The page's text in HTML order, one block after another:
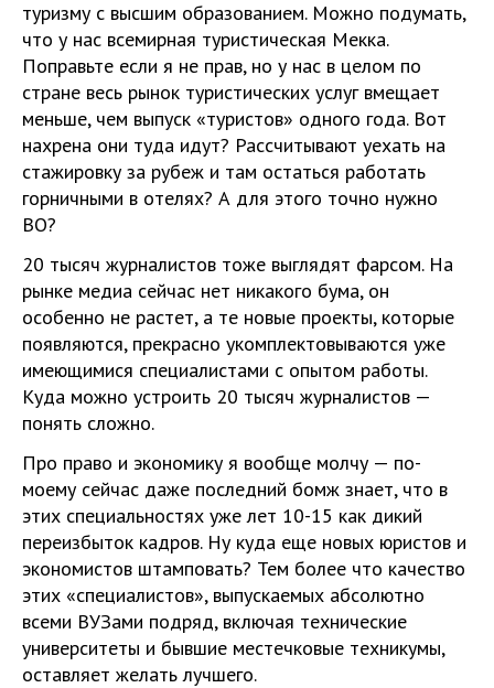
туризму с высшим образованием. Можно подумать,
что у нас всемирная туристическая Мекка.
Поправьте если я не прав, но у нас в целом по
стране весь рынок туристических услуг вмещает
меньше, чем выпуск «туристов» одного года. Вот
нахрена они туда идут? Рассчитывают уехать на
стажировку за рубеж и там остаться работать
горничными в отелях? А для этого точно нужно
ВО?
20 тысяч журналистов тоже выглядят фарсом. На
рынке медиа сейчас нет никакого бума, он
особенно не растет, а те новые проекты, которые
появляются, прекрасно укомплектовываются уже
имеющимися специалистами с опытом работы.
Куда можно устроить 20 тысяч журналистов —
понять сложно.
Про право и экономику я вообще молчу — по-
моему сейчас даже последний бомж знает, что в
этих специальностях уже лет 10-15 как дикий
переизбыток кадров. Ну куда еще новых юристов и
экономистов штамповать? Тем более что качество
этих «специалистов», выпускаемых абсолютно
всеми ВУЗами подряд, включая технические
университеты и бывшие местечковые техникумы,
оставляет желать лучшего.